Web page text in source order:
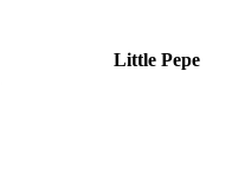
Little Pepe